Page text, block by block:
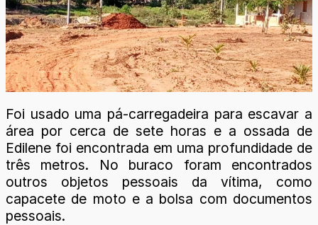
Foi usado uma pá-carregadeira para escavar a
área por cerca de sete horas e a ossada de
Edilene foi encontrada em uma profundidade de
três metros. No buraco foram encontrados
outros objetos pessoais da vítima, como
capacete de moto e a bolsa com documentos
pessoais.